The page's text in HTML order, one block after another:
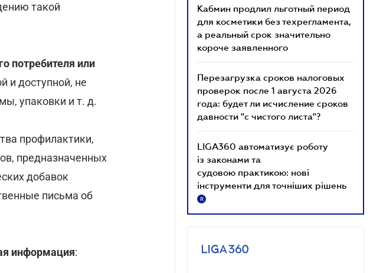
такой
потребителя или
и доступной, не
упаковки и т. д.
профилактики,
предназначенных
добавок
письма об
информация:
Кабмин продлил льготный период
для косметики без техрегламента,
а реальный срок значительно
короче заявленного
Перезагрузка сроков налоговых
проверок после 1 августа 2026
года: будет ли исчисление сроков
давности "с чистого листа"?
LIGA360 автоматизує роботу
із законами та
судовою практикою: нові
інструменти для точніших рішень
R